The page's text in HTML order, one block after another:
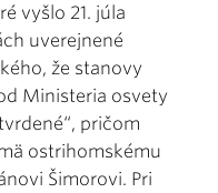
vyšlo 21. júla
uverejnené
že stanovy
Ministeria osvety
pričom
ostrihomskému
Šimorovi. Pri